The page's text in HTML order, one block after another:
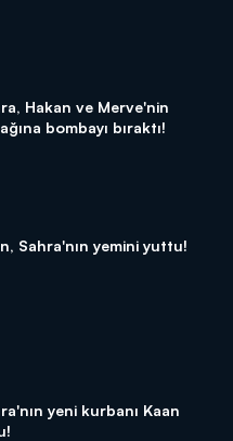
Hakan ve Merve'nin
bombayı bıraktı!
Sahra'nın yemini yuttu!
yeni kurbanı Kaan